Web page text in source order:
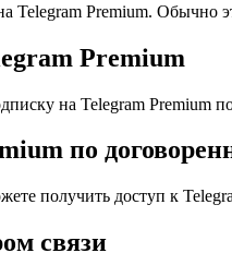
Telegram Premium. Обычно
Premium
на Telegram Premium
по
получить доступ к
связи